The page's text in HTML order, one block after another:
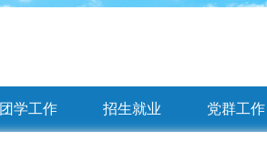
团学工作 招生就业 党群工作